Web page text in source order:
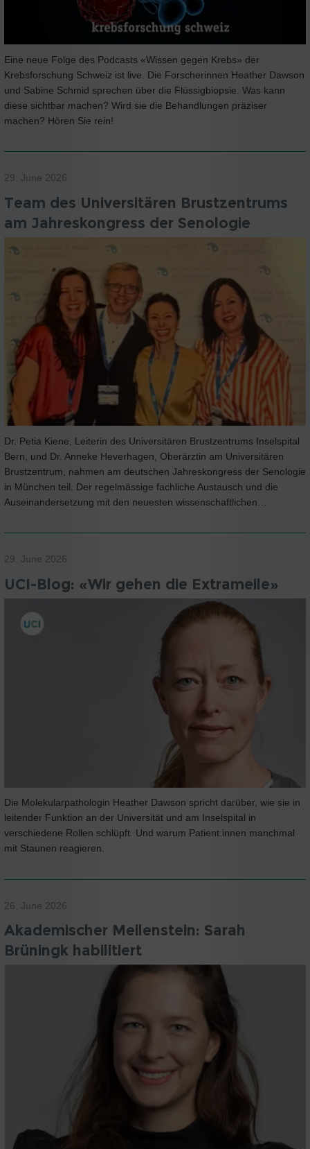
Eine neue Folge des Podcasts «Wissen gegen Krebs» der
Krebsforschung Schweiz ist live. Die Forscherinnen Heather Dawson
und Sabine Schmid sprechen über die Flüssigbiopsie. Was kann
diese sichtbar machen? Wird sie die Behandlungen präziser
machen? Hören Sie rein!
29. June 2026
Team des Universitären Brustzentrums
am Jahreskongress der Senologie
Dr. Petia Kiene, Leiterin des Universitären Brustzentrums Inselspital
Bern, und Dr. Anneke Heverhagen, Oberärztin am Universitären
Brustzentrum, nahmen am deutschen Jahreskongress der Senologie
in München teil. Der regelmässige fachliche Austausch und die
Auseinandersetzung mit den neuesten wissenschaftlichen…
29. June 2026
UCI-Blog: «Wir gehen die Extrameile»
Die Molekularpathologin Heather Dawson spricht darüber, wie sie in
leitender Funktion an der Universität und am Inselspital in
verschiedene Rollen schlüpft. Und warum Patient:innen manchmal
mit Staunen reagieren.
26. June 2026
Akademischer Meilenstein: Sarah
Brüningk habilitiert